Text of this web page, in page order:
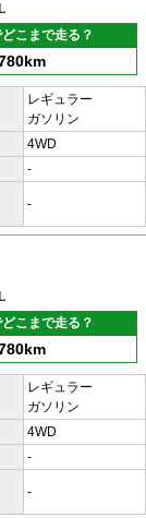
こまで走る？
レギュラー
ガソリン
4WD
-
-
こまで走る？
レギュラー
ガソリン
4WD
-
-